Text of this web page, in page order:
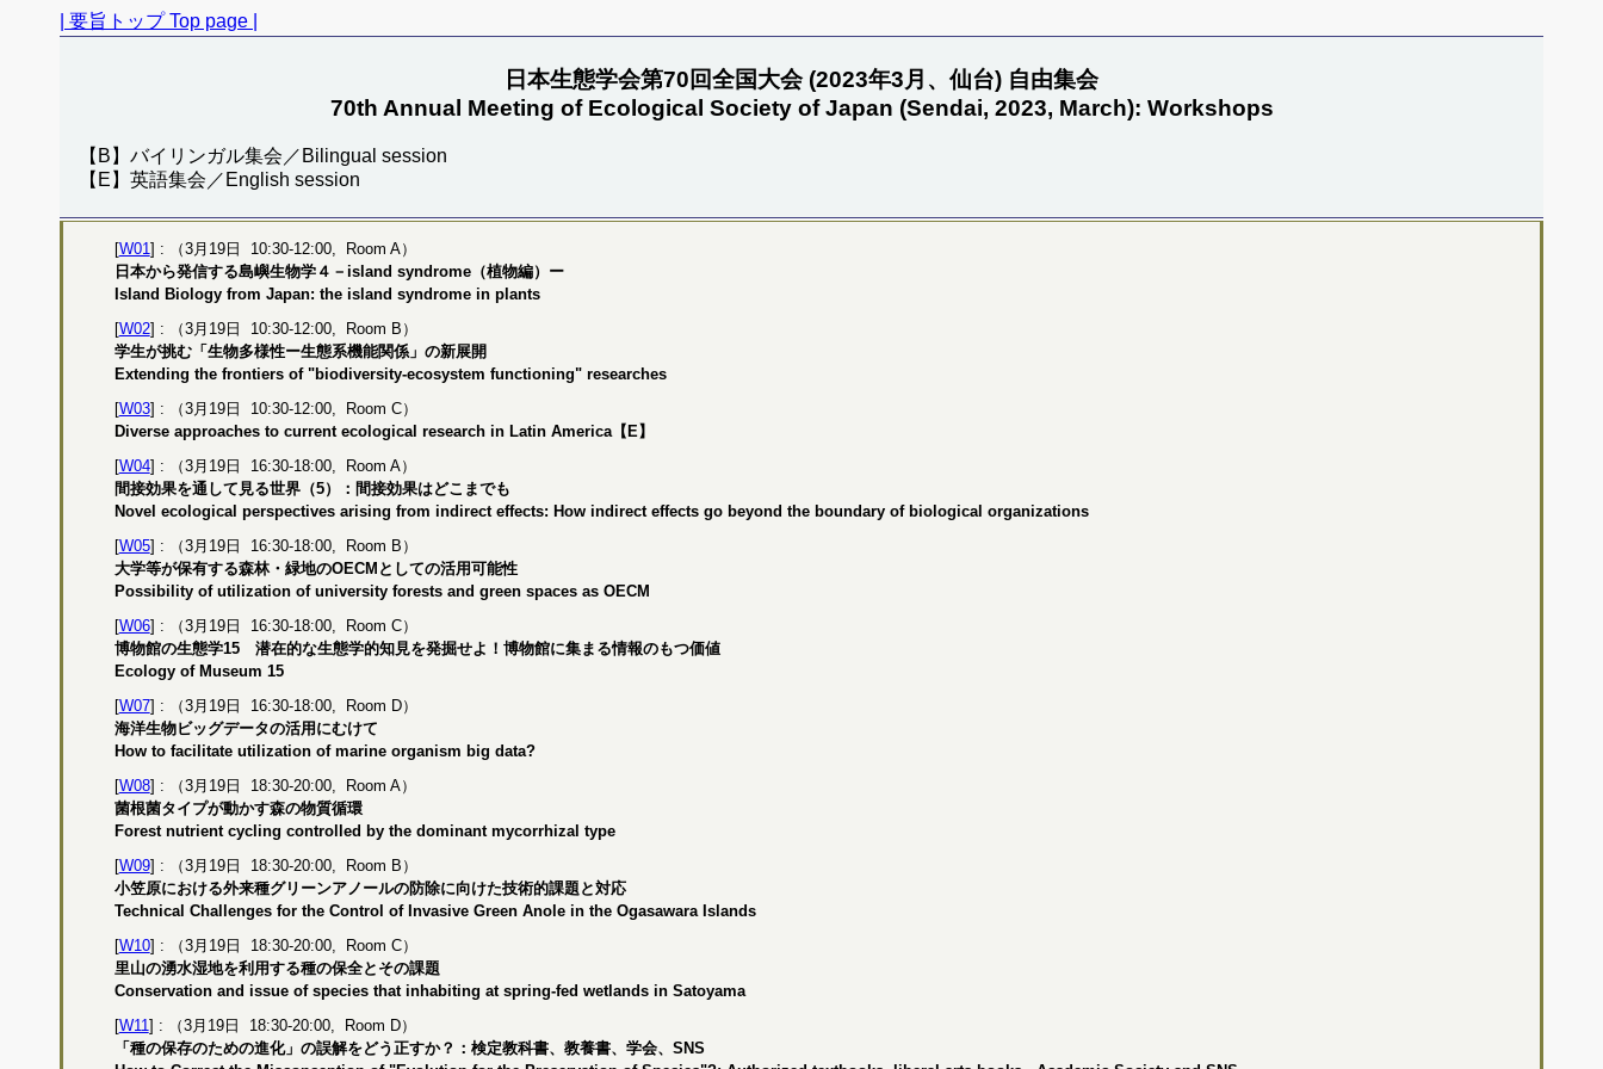
| 要旨トップ Top page |
日本生態学会第70回全国大会 (2023年3月、仙台) 自由集会
70th Annual Meeting of Ecological Society of Japan (Sendai, 2023, March): Workshops
【B】バイリンガル集会／Bilingual session
【E】英語集会／English session
[W01] : （3月19日 10:30-12:00, Room A）
日本から発信する島嶼生物学４－island syndrome（植物編）ー
Island Biology from Japan: the island syndrome in plants
[W02] : （3月19日 10:30-12:00, Room B）
学生が挑む「生物多様性ー生態系機能関係」の新展開
Extending the frontiers of "biodiversity-ecosystem functioning" researches
[W03] : （3月19日 10:30-12:00, Room C）
Diverse approaches to current ecological research in Latin America【E】
[W04] : （3月19日 16:30-18:00, Room A）
間接効果を通して見る世界（5）：間接効果はどこまでも
Novel ecological perspectives arising from indirect effects: How indirect effects go beyond the boundary of biological organizations
[W05] : （3月19日 16:30-18:00, Room B）
大学等が保有する森林・緑地のOECMとしての活用可能性
Possibility of utilization of university forests and green spaces as OECM
[W06] : （3月19日 16:30-18:00, Room C）
博物館の生態学15 潜在的な生態学的知見を発掘せよ！博物館に集まる情報のもつ価値
Ecology of Museum 15
[W07] : （3月19日 16:30-18:00, Room D）
海洋生物ビッグデータの活用にむけて
How to facilitate utilization of marine organism big data?
[W08] : （3月19日 18:30-20:00, Room A）
菌根菌タイプが動かす森の物質循環
Forest nutrient cycling controlled by the dominant mycorrhizal type
[W09] : （3月19日 18:30-20:00, Room B）
小笠原における外来種グリーンアノールの防除に向けた技術的課題と対応
Technical Challenges for the Control of Invasive Green Anole in the Ogasawara Islands
[W10] : （3月19日 18:30-20:00, Room C）
里山の湧水湿地を利用する種の保全とその課題
Conservation and issue of species that inhabiting at spring-fed wetlands in Satoyama
[W11] : （3月19日 18:30-20:00, Room D）
「種の保存のための進化」の誤解をどう正すか？：検定教科書、教養書、学会、SNS